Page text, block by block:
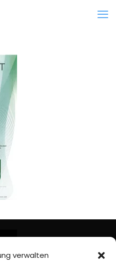
verwalten
| Kieler Webschmiede